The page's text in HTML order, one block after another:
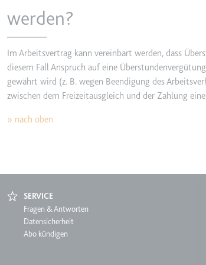
Anbieter:
werden?
Im Arbeitsvertrag kann vereinbart werden, dass
diesem Fall Anspruch auf eine
gewährt wird (z. B. wegen Beendigung des
zwischen dem Freizeitausgleich und der Zahlung
» nach oben
SERVICE
Service
Fragen & Antworten
Datensicherheit
Abo kündigen